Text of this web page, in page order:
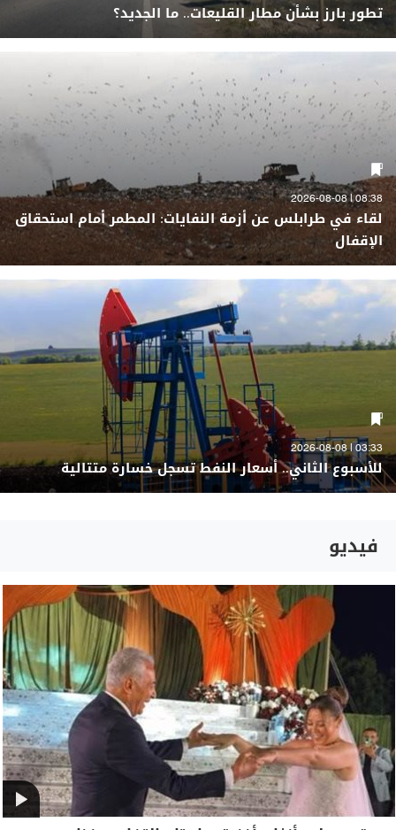
تطور بارز بشأن مطار القليعات.. ما الجديد؟
08:38 | 2026-08-08
لقاء في طرابلس عن أزمة النفايات: المطمر أمام استحقاق
الإقفال
03:33 | 2026-08-08
للأسبوع الثاني.. أسعار النفط تسجل خسارة متتالية
فيديو